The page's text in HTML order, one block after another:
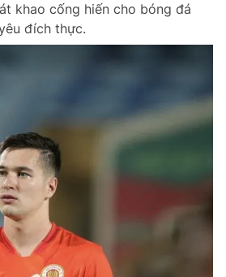
khao cống hiến cho bóng đá
đích thực.